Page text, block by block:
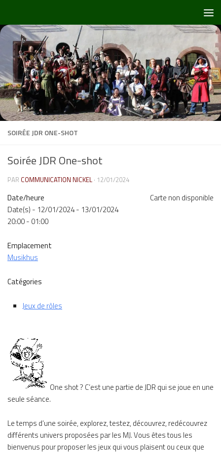
SOIRÉE JDR ONE-SHOT
Soirée JDR One-shot
PAR COMMUNICATION NICKEL · 12/01/2024
Carte non disponible
Date/heure
Date(s) - 12/01/2024 - 13/01/2024
20:00 - 01:00
Emplacement
Musikhus
Catégories
Jeux de rôles
One shot ? C’est une partie de JDR qui se joue en une
seule séance.
Le temps d’une soirée, explorez, testez, découvrez, redécouvrez
différents univers proposées par les MJ. Vous êtes tous les
bienvenus pour proposer les jeux qui vous plaisent ou ceux que